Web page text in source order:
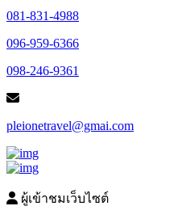
081-831-4988
096-959-6366
098-246-9361
pleionetravel@gmai.com
ผู้เข้าชมเว็บไซต์